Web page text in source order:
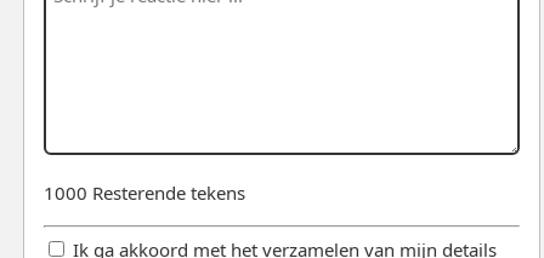
1000 Resterende tekens
Ik ga akkoord met het verzamelen van mijn details